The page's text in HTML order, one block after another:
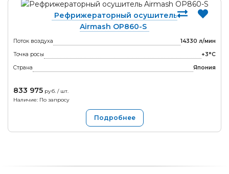
описанием сложившейся ситуации.
Рефрижераторный осушитель
Airmash OP860-S
Поток воздуха
14330 л/мин
Точка росы
+3°С
Страна
Япония
833 975 руб. / шт.
Наличие: По запросу
Подробнее